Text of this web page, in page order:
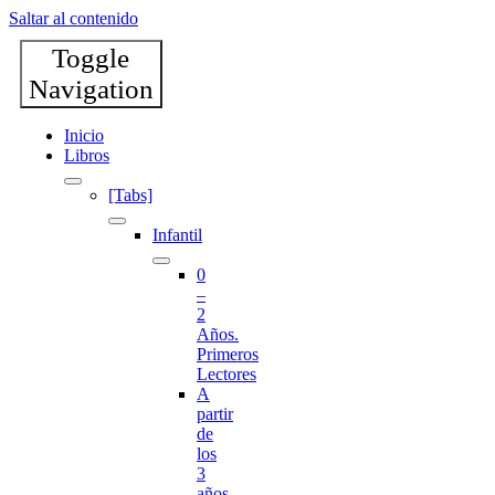
Saltar al contenido
Toggle
Navigation
Inicio
Libros
[Tabs]
Infantil
0
–
2
Años.
Primeros
Lectores
A
partir
de
los
3